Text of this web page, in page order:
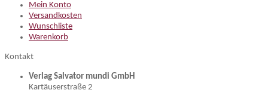
Mein Konto
Versandkosten
Wunschliste
Warenkorb
Kontakt
Verlag Salvator mundi GmbH
Kartäuserstraße 2